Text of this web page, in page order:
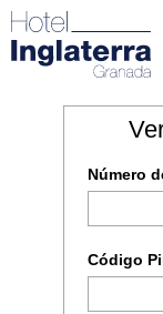
Número
Código
Email
Escribe